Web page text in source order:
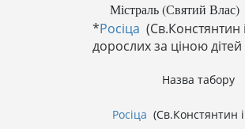
Містраль (Святий Влас)
*Росіца
дорослих за ціною дітей
Назва табору
Росіца (Св.Констянтин